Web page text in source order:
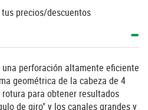
precios/descuentos
una perforación altamente eficiente
geométrica de la cabeza de 4
para obtener resultados
de giro" y los canales grandes y